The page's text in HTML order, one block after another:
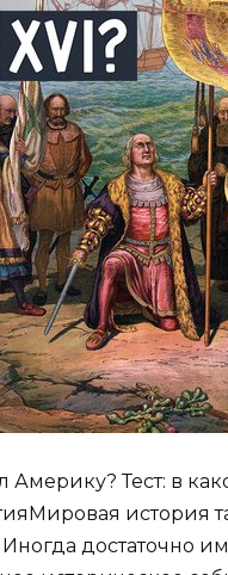
Америку? Тест: в
история
достаточно